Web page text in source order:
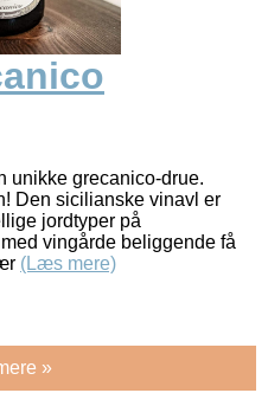
unikke grecanico-drue.
Den sicilianske vinavl er
jordtyper på
vingårde beliggende få
(Læs mere)
»